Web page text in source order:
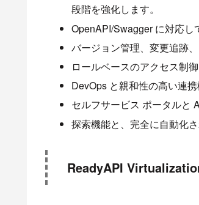
段階を強化します。
OpenAPI/Swagger に対応し
バージョン管理、変更追跡
ロールベースのアクセス制
DevOps と親和性の高い連
セルフサービス ポータルと
探索機能と、完全に自動化
ReadyAPI